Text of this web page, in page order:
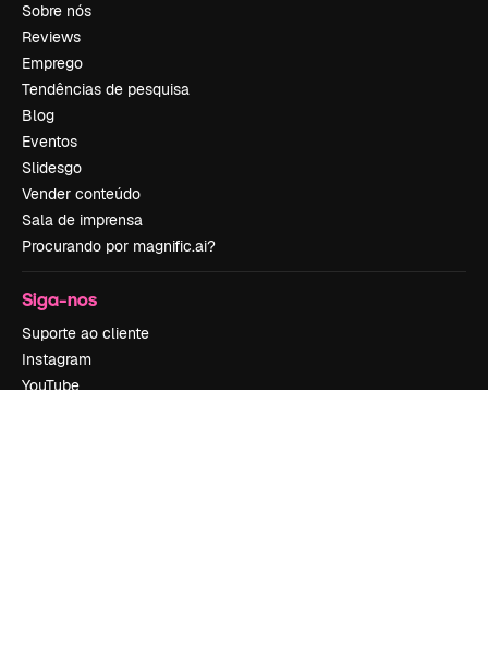
Sobre nós
Reviews
Emprego
Tendências de pesquisa
Blog
Eventos
Slidesgo
Vender conteúdo
Sala de imprensa
Procurando por magnific.ai?
Siga-nos
Suporte ao cliente
Instagram
YouTube